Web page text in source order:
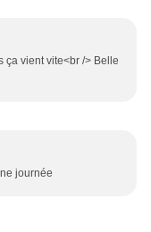
ça vient vite<br /> Belle
journée